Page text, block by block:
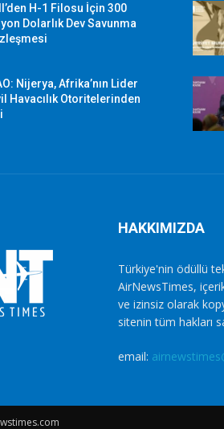
H-1 Filosu İçin 300
Dolarlık Dev Savunma
Nijerya, Afrika’nın Lider
Havacılık Otoritelerinden
HAKKIMIZDA
Türkiye'nin ödüllü
AirNewsTimes,
ve izinsiz olarak
sitenin tüm hakları
email: